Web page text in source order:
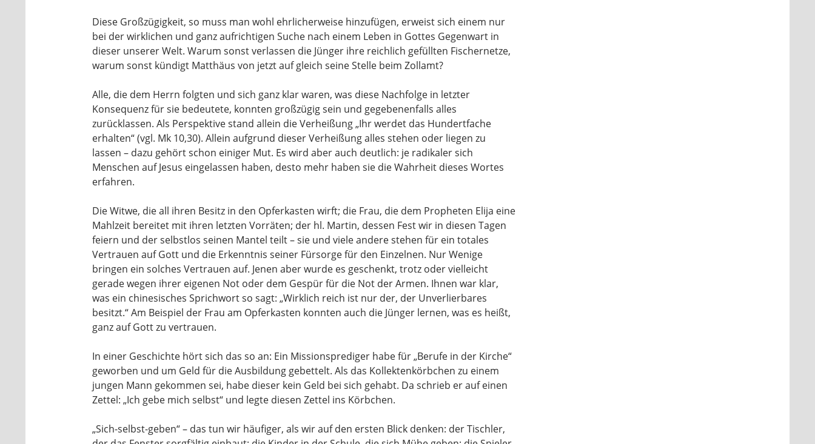
Diese Großzügigkeit, so muss man wohl ehrlicherweise hinzufügen, erweist sich einem nur
bei der wirklichen und ganz aufrichtigen Suche nach einem Leben in Gottes Gegenwart in
dieser unserer Welt. Warum sonst verlassen die Jünger ihre reichlich gefüllten Fischernetze,
warum sonst kündigt Matthäus von jetzt auf gleich seine Stelle beim Zollamt?
Alle, die dem Herrn folgten und sich ganz klar waren, was diese Nachfolge in letzter
Konsequenz für sie bedeutete, konnten großzügig sein und gegebenenfalls alles
zurücklassen. Als Perspektive stand allein die Verheißung „Ihr werdet das Hundertfache
erhalten“ (vgl. Mk 10,30). Allein aufgrund dieser Verheißung alles stehen oder liegen zu
lassen – dazu gehört schon einiger Mut. Es wird aber auch deutlich: je ra­dikaler sich
Menschen auf Jesus eingelassen haben, desto mehr haben sie die Wahrheit dieses Wortes
er­fahren.
Die Witwe, die all ihren Besitz in den Opferkasten wirft; die Frau, die dem Propheten Elija eine
Mahlzeit bereitet mit ihren letzten Vorräten; der hl. Martin, dessen Fest wir in diesen Tagen
feiern und der selbstlos seinen Mantel teilt – sie und viele andere stehen für ein totales
Vertrauen auf Gott und die Erkenntnis seiner Fürsorge für den Einzelnen. Nur Wenige
bringen ein solches Vertrauen auf. Jenen aber wurde es geschenkt, trotz oder vielleicht
gerade wegen ihrer eigenen Not oder dem Gespür für die Not der Armen. Ihnen war klar,
was ein chinesi­sches Sprichwort so sagt: „Wirklich reich ist nur der, der Unverlierba­res
besitzt.“ Am Beispiel der Frau am Opferkasten konnten auch die Jünger lernen, was es heißt,
ganz auf Gott zu vertrauen.
In einer Geschichte hört sich das so an: Ein Missionsprediger habe für „Berufe in der Kirche“
geworben und um Geld für die Ausbildung gebettelt. Als das Kollektenkörbchen zu einem
jungen Mann gekommen sei, habe die­ser kein Geld bei sich gehabt. Da schrieb er auf einen
Zettel: „Ich gebe mich selbst“ und legte diesen Zettel ins Körbchen.
„Sich-selbst-geben“ – das tun wir häufiger, als wir auf den ersten Blick denken: der Tischler,